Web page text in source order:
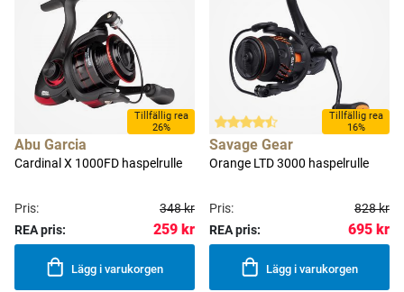
Tillfällig rea
26%
Abu Garcia
Cardinal X 1000FD haspelrulle
Pris:
348 kr
REA pris:
259 kr
Lägg i varukorgen
Tillfällig rea
16%
Savage Gear
Orange LTD 3000 haspelrulle
Pris:
828 kr
REA pris:
695 kr
Lägg i varukorgen